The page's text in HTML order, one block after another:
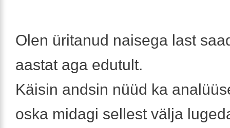
Olen üritanud naisega last
aastat aga edutult.
Käisin andsin nüüd ka
oska midagi sellest välja